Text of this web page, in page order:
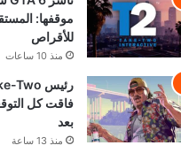
موقفها:
للأقراص
منذ 10 ساعات
فاقت كل
بعد
منذ 13 ساعة